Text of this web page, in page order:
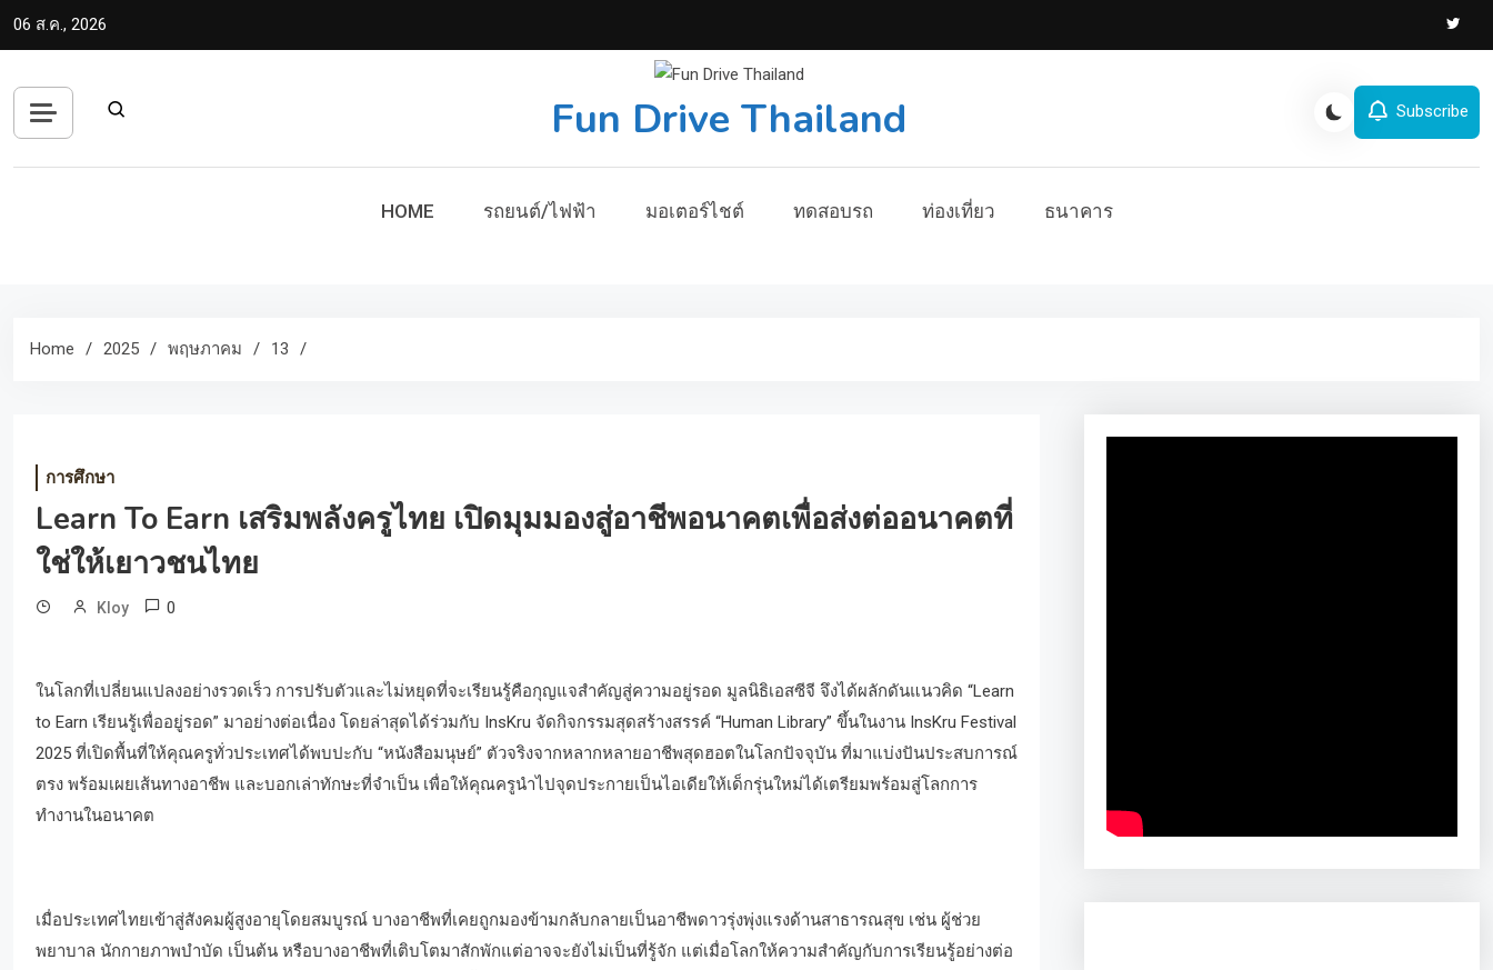
Skip
06 ส.ค., 2026
Fun Drive Thailand Subscribe
HOME รถยนต์/ไฟฟ้า มอเตอร์ไชต์ ทดสอบรถ ท่องเที่ยว ธนาคาร
Home 2025 พฤษภาคม 13
การศึกษา
Learn To Earn เสริมพลังครูไทย เปิดมุมมองสู่อาชีพอนาคตเพื่อส่งต่ออนาคตที่
ใช่ให้เยาวชนไทย
Kloy 0
ในโลกที่เปลี่ยนแปลงอย่างรวดเร็ว การปรับตัวและไม่หยุดที่จะเรียนรู้คือกุญแจสำคัญสู่ความอยู่รอด มูลนิธิเอสซีจี จึงได้ผลักดันแนวคิด “Learn
to Earn เรียนรู้เพื่ออยู่รอด” มาอย่างต่อเนื่อง โดยล่าสุดได้ร่วมกับ InsKru จัดกิจกรรมสุดสร้างสรรค์ “Human Library” ขึ้นในงาน InsKru Festival
2025 ที่เปิดพื้นที่ให้คุณครูทั่วประเทศได้พบปะกับ “หนังสือมนุษย์” ตัวจริงจากหลากหลายอาชีพสุดฮอตในโลกปัจจุบัน ที่มาแบ่งปันประสบการณ์
ตรง พร้อมเผยเส้นทางอาชีพ และบอกเล่าทักษะที่จำเป็น เพื่อให้คุณครูนำไปจุดประกายเป็นไอเดียให้เด็กรุ่นใหม่ได้เตรียมพร้อมสู่โลกการ
ทำงานในอนาคต
เมื่อประเทศไทยเข้าสู่สังคมผู้สูงอายุโดยสมบูรณ์ บางอาชีพที่เคยถูกมองข้ามกลับกลายเป็นอาชีพดาวรุ่งพุ่งแรงด้านสาธารณสุข เช่น ผู้ช่วย
พยาบาล นักกายภาพบำบัด เป็นต้น หรือบางอาชีพที่เติบโตมาสักพักแต่อาจจะยังไม่เป็นที่รู้จัก แต่เมื่อโลกให้ความสำคัญกับการเรียนรู้อย่างต่อ